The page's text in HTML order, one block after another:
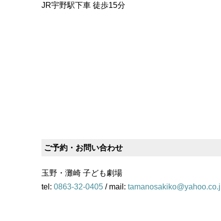
JR宇野駅下車 徒歩15分
ご予約・お問い合わせ
玉野・灘崎 子ども劇場
tel: 0863-32-0405 / mail: